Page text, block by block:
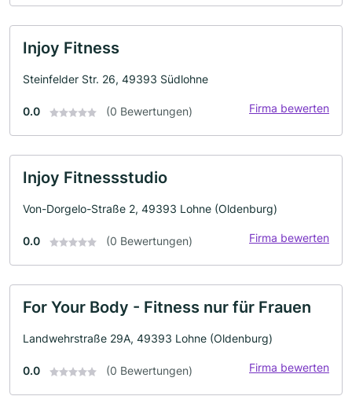
Injoy Fitness
Steinfelder Str. 26, 49393 Südlohne
0.0 (0 Bewertungen) Firma bewerten
Injoy Fitnessstudio
Von-Dorgelo-Straße 2, 49393 Lohne (Oldenburg)
0.0 (0 Bewertungen) Firma bewerten
For Your Body - Fitness nur für Frauen
Landwehrstraße 29A, 49393 Lohne (Oldenburg)
0.0 (0 Bewertungen) Firma bewerten